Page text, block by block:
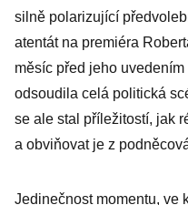
silně polarizující
atentát na premiéra
měsíc před jeho
odsoudila celá politická
se ale stal příležitostí, jak
a obviňovat je z
Jedinečnost momentu, ve